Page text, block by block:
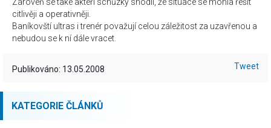
citlivěji a operativněji.
Baníkovští ultras i trenér považují celou záležitost za uzavřenou a
nebudou se k ní dále vracet.
Publikováno: 13.05.2008 Tweet
KATEGORIE ČLÁNKŮ